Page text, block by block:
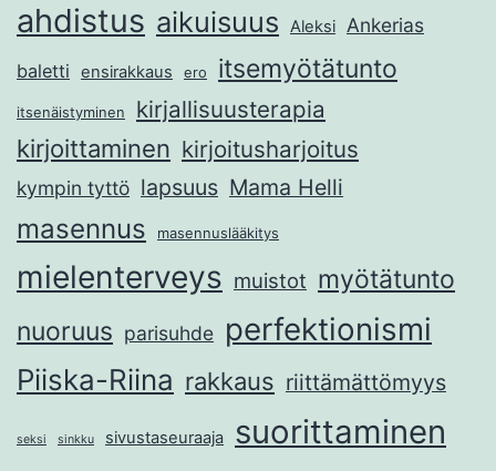
ahdistus aikuisuus Aleksi Ankerias
baletti ensirakkaus ero itsemyötätunto
itsenäistyminen kirjallisuusterapia
kirjoittaminen kirjoitusharjoitus
kympin tyttö lapsuus Mama Helli
masennus masennuslääkitys
mielenterveys muistot myötätunto
nuoruus parisuhde perfektionismi
Piiska-Riina rakkaus riittämättömyys
seksi sinkku sivustaseuraaja suorittaminen